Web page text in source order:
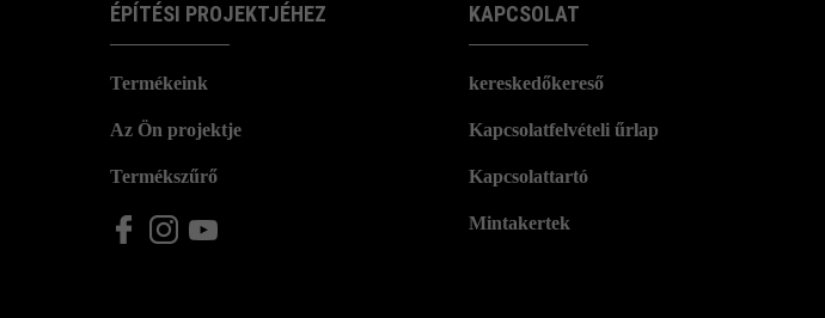
ÉPÍTÉSI PROJEKTJÉHEZ
Termékeink
Az Ön projektje
Termékszűrő
KAPCSOLAT
kereskedőkereső
Kapcsolatfelvételi űrlap
Kapcsolattartó
Mintakertek